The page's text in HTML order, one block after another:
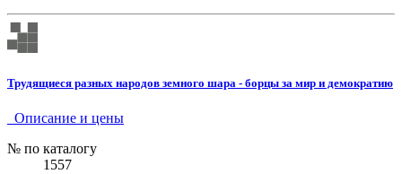
Трудящиеся разных народов земного шара - борцы за мир и демократию
Описание и цены
№ по каталогу
1557